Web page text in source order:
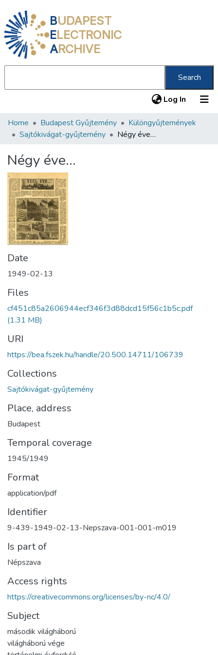
BUDAPEST
ELECTRONIC
ARCHIVE
Search
Log In (current)
Communities & Collections
Statistics
About us
Home Budapest Gyűjtemény
Különgyűjtemények
Sajtókivágat-gyűjtemény
Négy éve…
Négy éve…
Date
1949-02-13
Files
cf451c85a2606944ecf346f3d88dcd15f56c1b5c.pdf
(1.31 MB)
URI
https://bea.fszek.hu/handle/20.500.14711/106739
Collections
Sajtókivágat-gyűjtemény
Place, address
Budapest
Temporal coverage
1945/1949
Format
application/pdf
Identifier
9-439-1949-02-13-Nepszava-001-001-m019
Is part of
Népszava
Access rights
https://creativecommons.org/licenses/by-nc/4.0/
Subject
második világháború
világháború vége